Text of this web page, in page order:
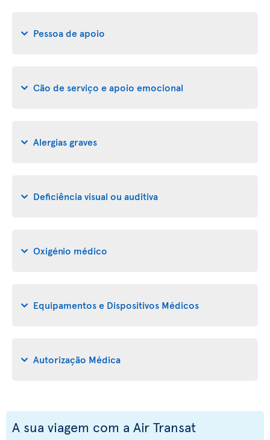
Pessoa de apoio
Cão de serviço e apoio emocional
Alergias graves
Deficiência visual ou auditiva
Oxigénio médico
Equipamentos e Dispositivos Médicos
Autorização Médica
A sua viagem com a Air Transat